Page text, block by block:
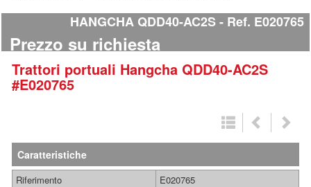
HANGCHA QDD40-AC2S Ref. E020765
Prezzo su richiesta
Trattori portuali Hangcha QDD40-AC2S
#E020765
Caratteristiche
Riferimento
E020765